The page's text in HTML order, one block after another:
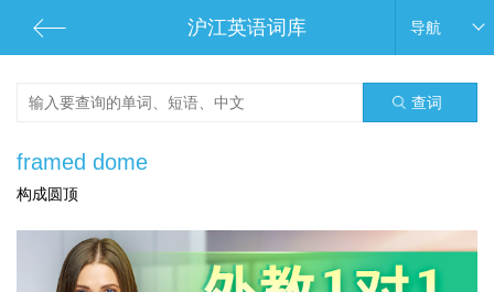
沪江英语词库 导航
查词
framed dome
构成圆顶